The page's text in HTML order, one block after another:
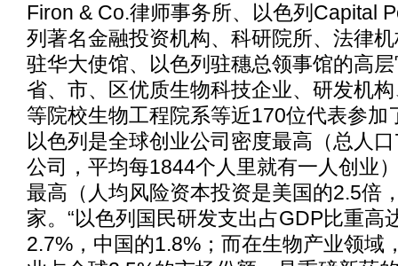
Firon & Co.律师事务所、以色列Capital
列著名金融投资机构、科研院所、法律
驻华大使馆、以色列驻穗总领事馆的高
省、市、区优质生物科技企业、研发机
等院校生物工程院系等近170位代表参加
以色列是全球创业公司密度最高（总人
公司，平均每1844个人里就有一人创业
最高（人均风险资本投资是美国的2.5倍
家。“以色列国民研发支出占GDP比重高
2.7%，中国的1.8%；而在生物产业领域